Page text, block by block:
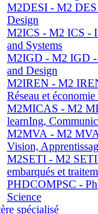
M2DESI - M2 DES
Design
M2ICS - M2 ICS -
and Systems
M2IGD - M2 IGD -
and Design
M2IREN - M2
Réseau et
M2MICAS - M2
learnIng,
M2MVA - M2 MVA
Vision,
M2SETI - M2 SETI
embarqués et
PHDCOMPSC -
Science
spécialisé